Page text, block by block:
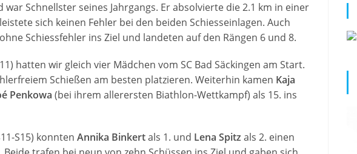
Schnellster seines Jahrgangs. Er absolvierte die 2.1 km in einer
sich keinen Fehler bei den beiden Schiesseinlagen. Auch
Schiessfehler ins Ziel und landeten auf den Rängen 6 und 8.
hatten wir gleich vier Mädchen vom SC Bad Säckingen am Start.
Schießen am besten platzieren. Weiterhin kamen Kaja
Penkowa (bei ihrem allerersten Biathlon-Wettkampf) als 15. ins
S15) konnten Annika Binkertals 1. und Lena Spitz als 2. einen